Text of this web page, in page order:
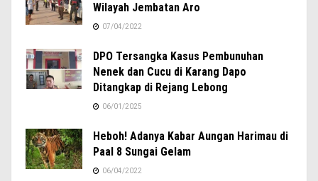
Wilayah Jembatan Aro
07/04/2022
DPO Tersangka Kasus Pembunuhan
Nenek dan Cucu di Karang Dapo
Ditangkap di Rejang Lebong
06/01/2025
Heboh! Adanya Kabar Aungan Harimau di
Paal 8 Sungai Gelam
06/04/2022